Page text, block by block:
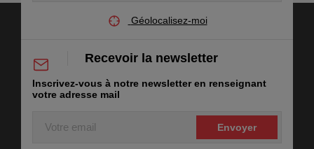
Géolocalisez-moi
Recevoir la newsletter
Inscrivez-vous à notre newsletter en renseignant
votre adresse mail
Votre
email